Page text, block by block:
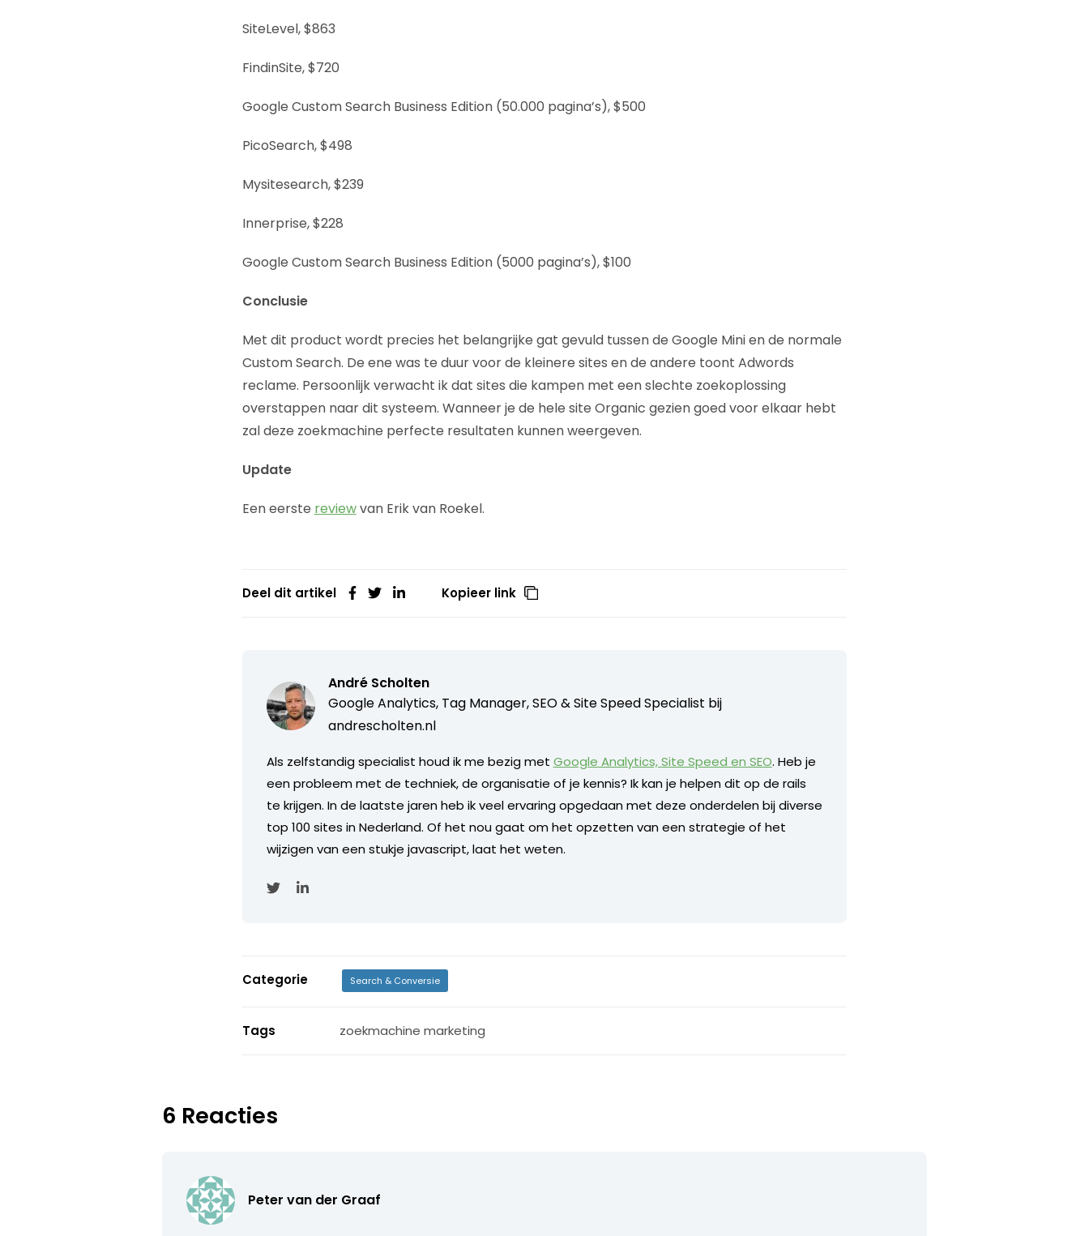
SiteLevel, $863
FindinSite, $720
Google Custom Search Business Edition (50.000 pagina’s), $500
PicoSearch, $498
Mysitesearch, $239
Innerprise, $228
Google Custom Search Business Edition (5000 pagina’s), $100
Conclusie
Met dit product wordt precies het belangrijke gat gevuld tussen de Google Mini en de normale
Custom Search. De ene was te duur voor de kleinere sites en de andere toont Adwords
reclame. Persoonlijk verwacht ik dat sites die kampen met een slechte zoekoplossing
overstappen naar dit systeem. Wanneer je de hele site Organic gezien goed voor elkaar hebt
zal deze zoekmachine perfecte resultaten kunnen weergeven.
Update
Een eerste reviewvan Erik van Roekel.
Deel dit artikel Kopieer link
André Scholten
Google Analytics, Tag Manager, SEO & Site Speed Specialist bij
andrescholten.nl
Als zelfstandig specialist houd ik me bezig met Google Analytics, Site Speed en SEO. Heb je
een probleem met de techniek, de organisatie of je kennis? Ik kan je helpen dit op de rails
te krijgen. In de laatste jaren heb ik veel ervaring opgedaan met deze onderdelen bij diverse
top 100 sites in Nederland. Of het nou gaat om het opzetten van een strategie of het
wijzigen van een stukje javascript, laat het weten.
Categorie Search & Conversie
Tags zoekmachine marketing
6 Reacties
Peter van der Graaf